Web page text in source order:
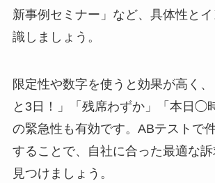
新事例セミナー」など、具体性と
識しましょう。
限定性や数字を使うと効果が高く
と3日！」「残席わずか」「本日◯
の緊急性も有効です。ABテストで
することで、自社に合った最適な
見つけましょう。